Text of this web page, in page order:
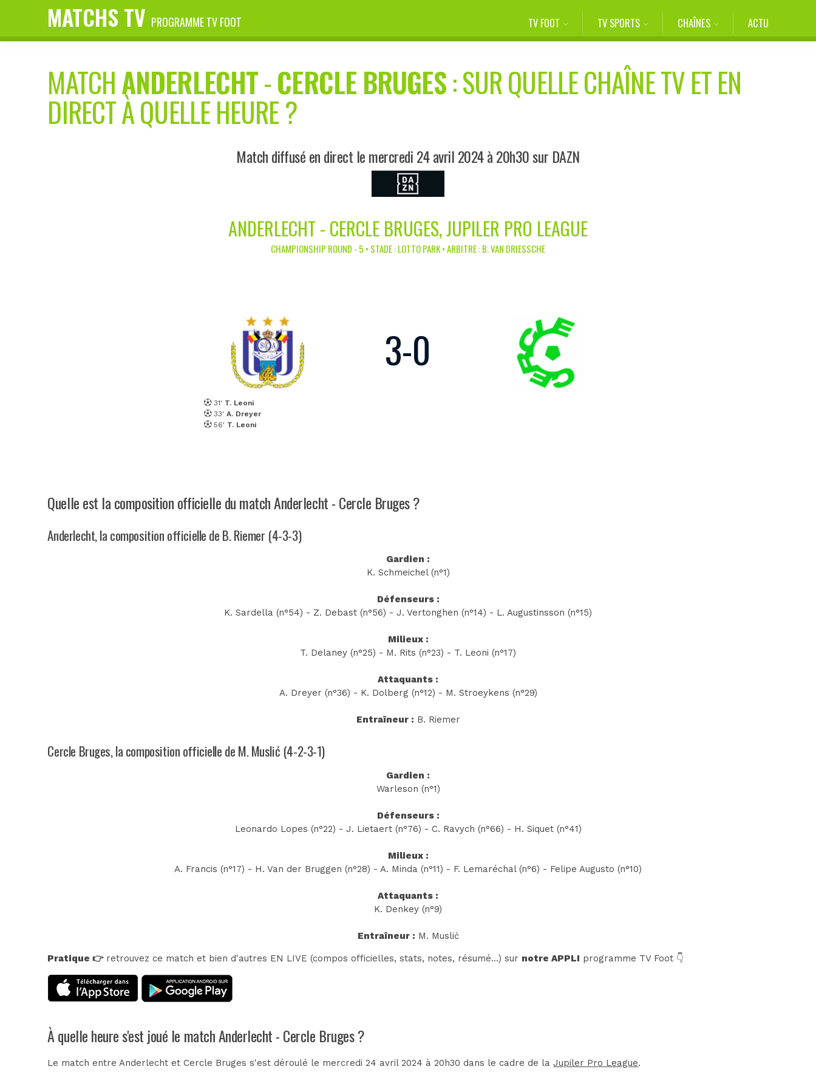
MATCHS TV PROGRAMME TV FOOT TV FOOT TV SPORTS CHAÎNES ACTU
MATCHANDERLECHT-CERCLE BRUGES: SUR QUELLE CHAÎNE TV ET EN
DIRECT À QUELLE HEURE ?
Match diffusé en direct le mercredi 24 avril 2024 à 20h30 sur DAZN
ANDERLECHT - CERCLE BRUGES, JUPILER PRO LEAGUE
CHAMPIONSHIP ROUND - 5 • STADE : LOTTO PARK • ARBITRE : B. VAN DRIESSCHE
31' T. Leoni
33' A. Dreyer
56' T. Leoni
3-0
Quelle est la composition officielle du match Anderlecht - Cercle Bruges ?
Anderlecht, la composition officielle de B. Riemer (4-3-3)
Gardien :
K. Schmeichel (n°1)
Défenseurs :
K. Sardella (n°54) - Z. Debast (n°56) - J. Vertonghen (n°14) - L. Augustinsson (n°15)
Milieux :
T. Delaney (n°25) - M. Rits (n°23) - T. Leoni (n°17)
Attaquants :
A. Dreyer (n°36) - K. Dolberg (n°12) - M. Stroeykens (n°29)
Entraîneur : B. Riemer
Cercle Bruges, la composition officielle de M. Muslić (4-2-3-1)
Gardien :
Warleson (n°1)
Défenseurs :
Leonardo Lopes (n°22) - J. Lietaert (n°76) - C. Ravych (n°66) - H. Siquet (n°41)
Milieux :
A. Francis (n°17) - H. Van der Bruggen (n°28) - A. Minda (n°11) - F. Lemaréchal (n°6) - Felipe Augusto (n°10)
Attaquants :
K. Denkey (n°9)
Entraîneur : M. Muslić
Pratique 👉retrouvez ce match et bien d'autres EN LIVE (compos officielles, stats, notes, résumé...) sur notre APPLI programme TV Foot 👇
À quelle heure s'est joué le match Anderlecht - Cercle Bruges ?
Le match entre Anderlecht et Cercle Bruges s'est déroulé le mercredi 24 avril 2024 à 20h30 dans le cadre de laJupiler Pro League.